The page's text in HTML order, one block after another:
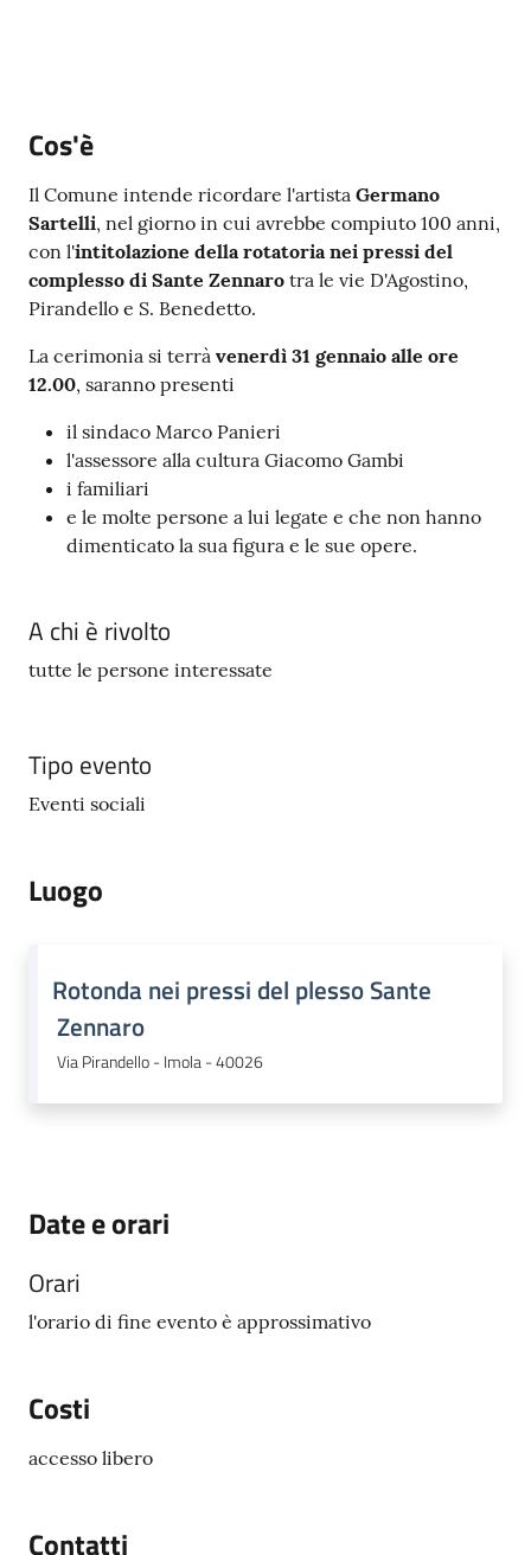
on-
Seguici
su
Cos'è
Il Comune intende ricordare l'artista Germano
Sartelli, nel giorno in cui avrebbe compiuto 100 anni,
con l'intitolazione della rotatoria nei pressi del
complesso di Sante Zennaro tra le vie D'Agostino,
Pirandello e S. Benedetto.
La cerimonia si terrà venerdì 31 gennaio alle ore
12.00, saranno presenti
il sindaco Marco Panieri
l'assessore alla cultura Giacomo Gambi
i familiari
e le molte persone a lui legate e che non hanno
dimenticato la sua figura e le sue opere.
A chi è rivolto
tutte le persone interessate
Tipo evento
Eventi sociali
Luogo
Rotonda nei pressi del plesso Sante
Zennaro
Via Pirandello - Imola - 40026
Date e orari
Orari
l'orario di fine evento è approssimativo
Costi
accesso libero
Contatti